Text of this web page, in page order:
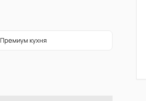
Премиум кухня